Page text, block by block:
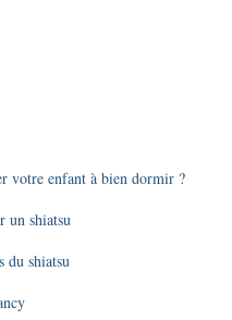
votre enfant à bien dormir ?
un shiatsu
du shiatsu